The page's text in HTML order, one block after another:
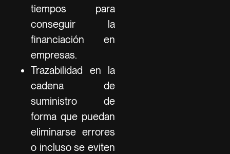
tiempos para
conseguir la
financiación en
empresas.
Trazabilidad en la
cadena de
suministro de
forma que puedan
eliminarse errores
o incluso se eviten